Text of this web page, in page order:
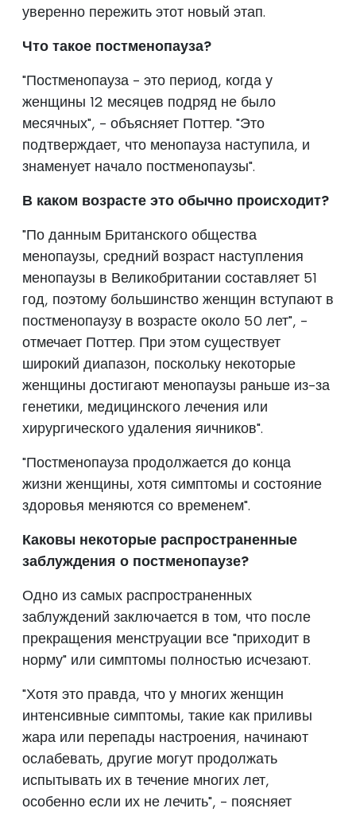
уверенно пережить этот новый этап.
Что такое постменопауза?
"Постменопауза - это период, когда у
женщины 12 месяцев подряд не было
месячных", - объясняет Поттер. "Это
подтверждает, что менопауза наступила, и
знаменует начало постменопаузы".
В каком возрасте это обычно происходит?
"По данным Британского общества
менопаузы, средний возраст наступления
менопаузы в Великобритании составляет 51
год, поэтому большинство женщин вступают в
постменопаузу в возрасте около 50 лет", -
отмечает Поттер. При этом существует
широкий диапазон, поскольку некоторые
женщины достигают менопаузы раньше из-за
генетики, медицинского лечения или
хирургического удаления яичников".
"Постменопауза продолжается до конца
жизни женщины, хотя симптомы и состояние
здоровья меняются со временем".
Каковы некоторые распространенные
заблуждения о постменопаузе?
Одно из самых распространенных
заблуждений заключается в том, что после
прекращения менструации все "приходит в
норму" или симптомы полностью исчезают.
"Хотя это правда, что у многих женщин
интенсивные симптомы, такие как приливы
жара или перепады настроения, начинают
ослабевать, другие могут продолжать
испытывать их в течение многих лет,
особенно если их не лечить", - поясняет